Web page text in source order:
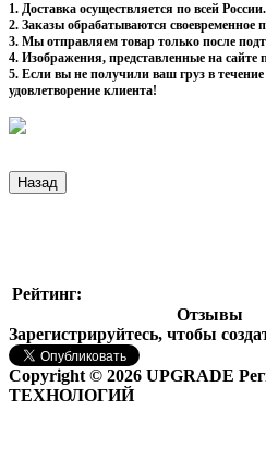
1. Доставка осуществляется по всей России.
2. Заказы обрабатываются своевременное
3. Мы отправляем товар только после
4. Изображения, представленные на сайте
5. Если вы не получили ваш груз в
удовлетворение клиента!
Рейтинг:
Отзывы
Зарегистрируйтесь, чтобы
Copyright © 2026 UPGRADE
ТЕХНОЛОГИЙ